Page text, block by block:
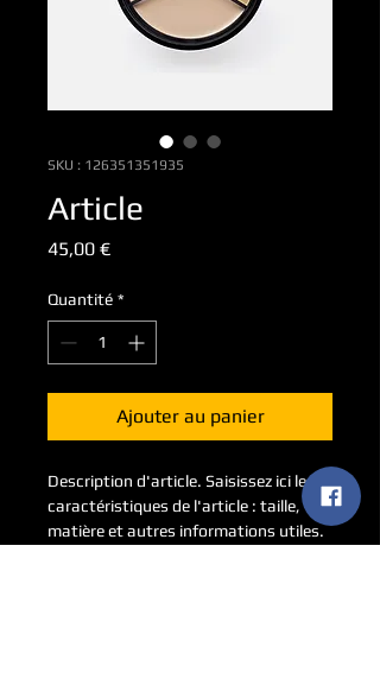
SKU : 126351351935
Article
45,00 €Prix
Quantité *
Ajouter au panier
Description d'article. Saisissez ici les
caractéristiques de l'article : taille,
matière et autres informations utiles.